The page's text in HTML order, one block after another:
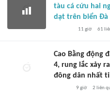
tàu cá cứu hai
dạt trên biển Đà
11 giờ 61
Cao Bằng động
4, rung lắc xảy
đông dân nhất
9 giờ 2 liên